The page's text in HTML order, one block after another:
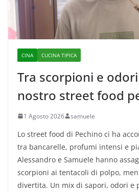
CINA CUCINA TIPICA
Tra scorpioni e
nostro street food
1 Agosto 2026 samuele
Lo street food di Pechino ci ha
tra bancarelle, profumi intensi e
Alessandro e Samuele hanno
scorpioni ai tentacoli di polpo,
divertita. Un mix di sapori, odori e